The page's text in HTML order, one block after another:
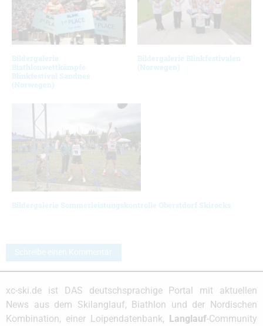
Bildergalerie
Biathlonwettkämpfe
Blinkfestival Sandnes
(Norwegen)
Bildergalerie Blinkfestivalen
(Norwegen)
Bildergalerie Sommerleistungskontrolle Oberstdorf Skirocks
Schreibe einen Kommentar
xc-ski.de ist DAS deutschsprachige Portal mit aktuellen
News aus dem Skilanglauf, Biathlon und der Nordischen
Kombination, einer Loipendatenbank, Langlauf-Community